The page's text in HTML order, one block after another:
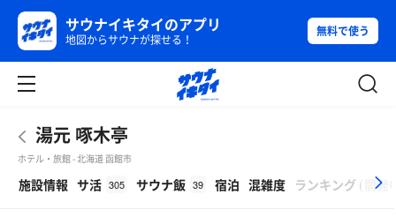
サウナイキタイのアプリ
地図からサウナが探せる！
無料で使う
湯元 啄木亭
ホテル・旅館 - 北海道 函館市
施設情報 サ活 305 サウナ飯 39 宿泊 混雑度 ランキング ( 開発